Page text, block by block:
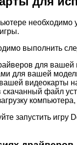
выполнить
для вашей
для вашей
видеокарты
файл
запустить